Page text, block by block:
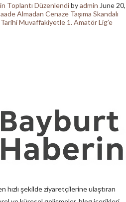
Toplantı Düzenlendibyadmin June 20,
Almadan Cenaze Taşıma Skandalı
Tarihi Muvaffakiyetle 1. Amatör Lig’e
hızlı şekilde ziyaretçilerine ulaştıran